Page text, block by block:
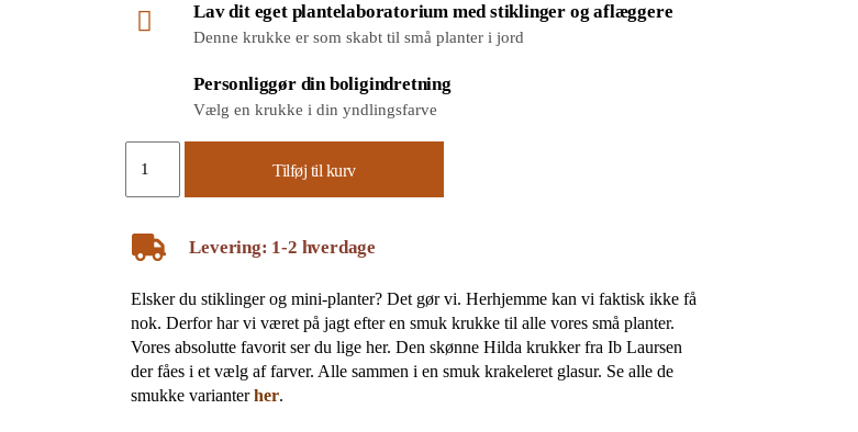
Lav dit eget plantelaboratorium med stiklinger og aflæggere
Denne krukke er som skabt til små planter i jord
Personliggør din boligindretning
Vælg en krukke i din yndlingsfarve
Tilføj til kurv
Levering: 1-2 hverdage
Elsker du stiklinger og mini-planter? Det gør vi. Herhjemme kan vi faktisk ikke få
nok. Derfor har vi været på jagt efter en smuk krukke til alle vores små planter.
Vores absolutte favorit ser du lige her. Den skønne Hilda krukker fra Ib Laursen
der fåes i et vælg af farver. Alle sammen i en smuk krakeleret glasur. Se alle de
smukke varianterher.